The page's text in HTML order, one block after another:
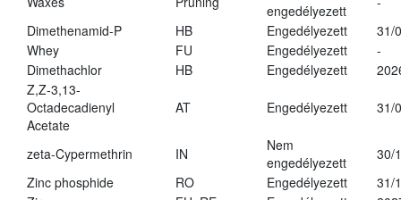
engedélyezett
Dimethenamid-P
HB Engedélyezett
31/
Whey
FU Engedélyezett
-
Dimethachlor
HB Engedélyezett
Z,Z-3,13-
Octadecadienyl
Acetate
AT Engedélyezett 31/
zeta-Cypermethrin IN
Nem
engedélyezett
30/
Zinc phosphide
RO Engedélyezett
31/